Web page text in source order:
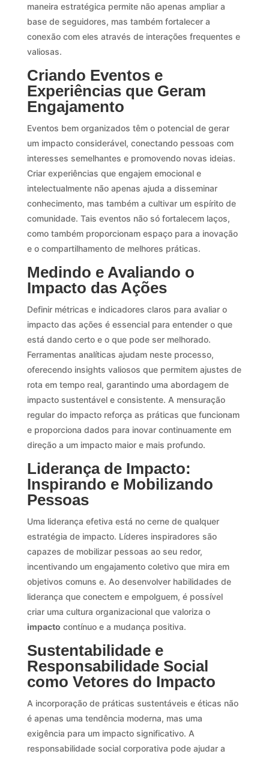
maneira estratégica permite não apenas ampliar a
base de seguidores, mas também fortalecer a
conexão com eles através de interações frequentes e
valiosas.
Criando Eventos e
Experiências que Geram
Engajamento
Eventos bem organizados têm o potencial de gerar
um impacto considerável, conectando pessoas com
interesses semelhantes e promovendo novas ideias.
Criar experiências que engajem emocional e
intelectualmente não apenas ajuda a disseminar
conhecimento, mas também a cultivar um espírito de
comunidade. Tais eventos não só fortalecem laços,
como também proporcionam espaço para a inovação
e o compartilhamento de melhores práticas.
Medindo e Avaliando o
Impacto das Ações
Definir métricas e indicadores claros para avaliar o
impacto das ações é essencial para entender o que
está dando certo e o que pode ser melhorado.
Ferramentas analíticas ajudam neste processo,
oferecendo insights valiosos que permitem ajustes de
rota em tempo real, garantindo uma abordagem de
impacto sustentável e consistente. A mensuração
regular do impacto reforça as práticas que funcionam
e proporciona dados para inovar continuamente em
direção a um impacto maior e mais profundo.
Liderança de Impacto:
Inspirando e Mobilizando
Pessoas
Uma liderança efetiva está no cerne de qualquer
estratégia de impacto. Líderes inspiradores são
capazes de mobilizar pessoas ao seu redor,
incentivando um engajamento coletivo que mira em
objetivos comuns e. Ao desenvolver habilidades de
liderança que conectem e empolguem, é possível
criar uma cultura organizacional que valoriza o
impacto contínuo e a mudança positiva.
Sustentabilidade e
Responsabilidade Social
como Vetores do Impacto
A incorporação de práticas sustentáveis e éticas não
é apenas uma tendência moderna, mas uma
exigência para um impacto significativo. A
responsabilidade social corporativa pode ajudar a